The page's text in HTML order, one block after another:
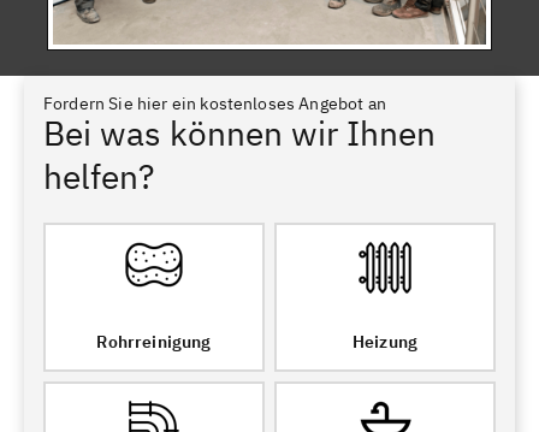
Fordern Sie hier ein kostenloses Angebot an
Bei was können wir Ihnen
helfen?
Rohrreinigung Heizung